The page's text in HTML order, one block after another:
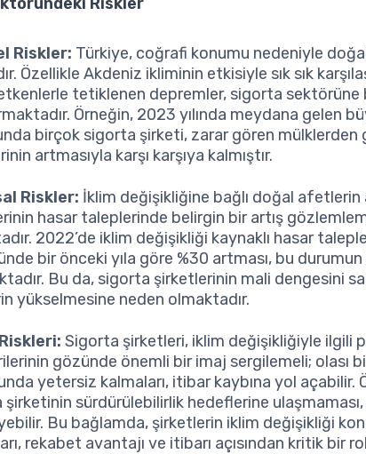
Riskler: Türkiye, coğrafi konumu nedeniyle
Özellikle Akdeniz ikliminin etkisiyle sık sık
tetiklenen depremler, sigorta
Örneğin, 2023 yılında meydana gelen
birçok sigorta şirketi, zarar gören mülklerden
artmasıyla karşı karşıya kalmıştır.
Riskler: İklim değişikliğine bağlı doğal afetlerin
hasar taleplerinde belirgin bir artış
2022’de iklim değişikliği kaynaklı hasar
bir önceki yıla göre %30 artması, bu
Bu da, sigorta şirketlerinin mali dengesini
yükselmesine neden olmaktadır.
Sigorta şirketleri, iklim değişikliğiyle ilgili
gözünde önemli bir imaj sergilemeli; olası
yetersiz kalmaları, itibar kaybına yol açabilir.
sürdürülebilirlik hedeflerine ulaşmaması,
Bu bağlamda, şirketlerin iklim değişikliği
rekabet avantajı ve itibarı açısından kritik bir